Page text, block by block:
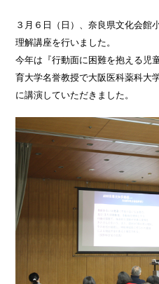
３月６日（日）、奈良県文化会館
理解講座を行いました。
今年は『行動面に困難を抱える児
育大学名誉教授で大阪医科薬科大
に講演していただきました。